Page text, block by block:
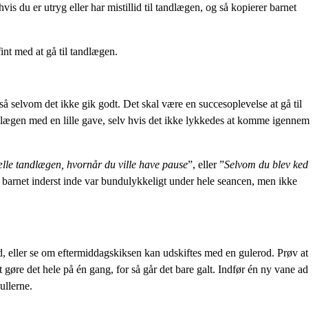
du er utryg eller har mistillid til tandlægen, og så kopierer barnet
med at gå til tandlægen.
selvom det ikke gik godt. Det skal være en succesoplevelse at gå til
med en lille gave, selv hvis det ikke lykkedes at komme igennem
tandlægen, hvornår du ville have pause”, eller ”Selvom du blev ked
inderst inde var bundulykkeligt under hele seancen, men ikke
se om eftermiddagskiksen kan udskiftes med en gulerod. Prøv at
det hele på én gang, for så går det bare galt. Indfør én ny vane ad